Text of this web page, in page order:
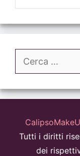
Ricerca
Tutti i diritti
dei